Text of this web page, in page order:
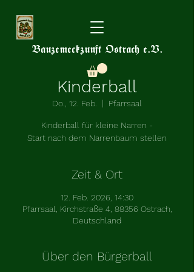
Bauzemeckzunft Ostrach e.V.
Kinderball
Do., 12. Feb.
  |
Pfarrsaal
Kinderball für kleine Narren -
Start nach dem Narrenbaum stellen
Zeit & Ort
12. Feb. 2026, 14:30
Pfarrsaal, Kirchstraße 4, 88356 Ostrach,
Deutschland
Über den Bürgerball